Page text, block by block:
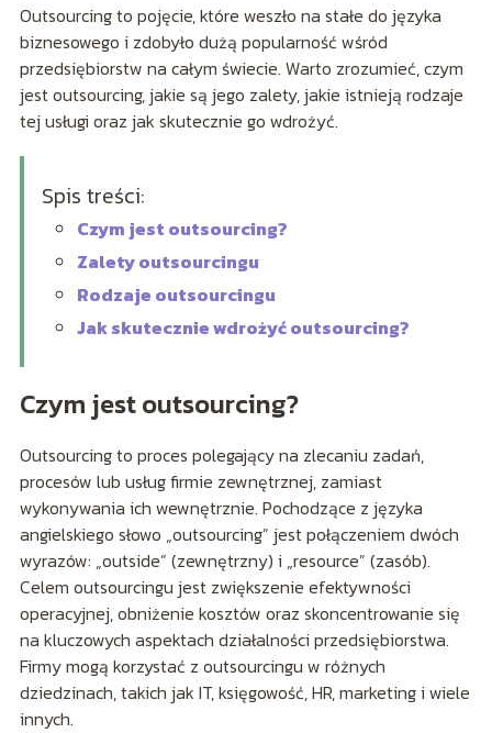
Outsourcing to pojęcie, które weszło na stałe do języka
biznesowego i zdobyło dużą popularność wśród
przedsiębiorstw na całym świecie. Warto zrozumieć, czym
jest outsourcing, jakie są jego zalety, jakie istnieją rodzaje
tej usługi oraz jak skutecznie go wdrożyć.
Spis treści:
Czym jest outsourcing?
Zalety outsourcingu
Rodzaje outsourcingu
Jak skutecznie wdrożyć outsourcing?
Czym jest outsourcing?
Outsourcing to proces polegający na zlecaniu zadań,
procesów lub usług firmie zewnętrznej, zamiast
wykonywania ich wewnętrznie. Pochodzące z języka
angielskiego słowo „outsourcing” jest połączeniem dwóch
wyrazów: „outside” (zewnętrzny) i „resource” (zasób).
Celem outsourcingu jest zwiększenie efektywności
operacyjnej, obniżenie kosztów oraz skoncentrowanie się
na kluczowych aspektach działalności przedsiębiorstwa.
Firmy mogą korzystać z outsourcingu w różnych
dziedzinach, takich jak IT, księgowość, HR, marketing i wiele
innych.